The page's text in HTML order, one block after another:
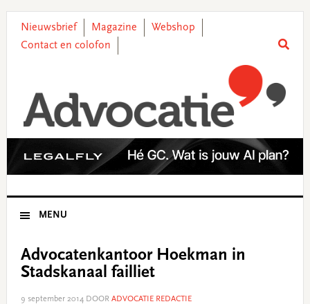
primary
main
primary
footer
Nieuwsbrief Magazine
Webshop
Contact en colofon
MENU
Advocatenkantoor Hoekman in
Stadskanaal failliet
9 september 2014DOOR ADVOCATIE REDACTIE